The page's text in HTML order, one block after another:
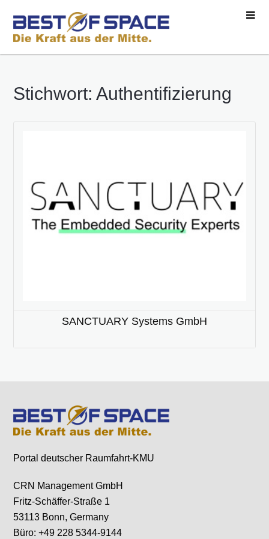
Stichwort: Authentifizierung
SANCTUARY Systems GmbH
Portal deutscher Raumfahrt-KMU
CRN Management GmbH
Fritz-Schäffer-Straße 1
53113 Bonn, Germany
Büro: +49 228 5344-9144